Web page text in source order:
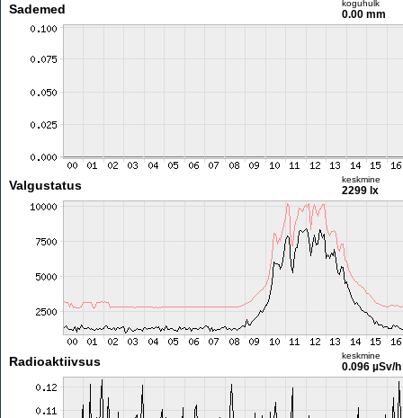
Sademed koguhulk
0.00 mm
Valgustatus keskmine
2299 lx
Radioaktiivsus keskmine
0.096 µSv/h